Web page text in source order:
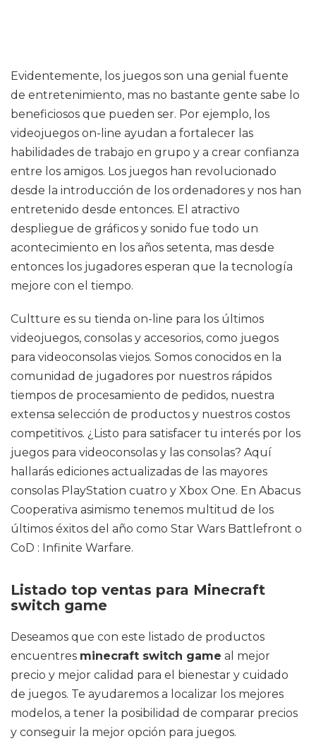
Evidentemente, los juegos son una genial fuente
de entretenimiento, mas no bastante gente sabe lo
beneficiosos que pueden ser. Por ejemplo, los
videojuegos on-line ayudan a fortalecer las
habilidades de trabajo en grupo y a crear confianza
entre los amigos. Los juegos han revolucionado
desde la introducción de los ordenadores y nos han
entretenido desde entonces. El atractivo
despliegue de gráficos y sonido fue todo un
acontecimiento en los años setenta, mas desde
entonces los jugadores esperan que la tecnología
mejore con el tiempo.
Cultture es su tienda on-line para los últimos
videojuegos, consolas y accesorios, como juegos
para videoconsolas viejos. Somos conocidos en la
comunidad de jugadores por nuestros rápidos
tiempos de procesamiento de pedidos, nuestra
extensa selección de productos y nuestros costos
competitivos. ¿Listo para satisfacer tu interés por los
juegos para videoconsolas y las consolas? Aquí
hallarás ediciones actualizadas de las mayores
consolas PlayStation cuatro y Xbox One. En Abacus
Cooperativa asimismo tenemos multitud de los
últimos éxitos del año como Star Wars Battlefront o
CoD : Infinite Warfare.
Listado top ventas para Minecraft
switch game
Deseamos que con este listado de productos
encuentres minecraft switch game al mejor
precio y mejor calidad para el bienestar y cuidado
de juegos. Te ayudaremos a localizar los mejores
modelos, a tener la posibilidad de comparar precios
y conseguir la mejor opción para juegos.